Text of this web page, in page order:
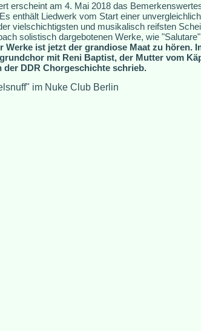
erscheint am 4. Mai 2018 das
enthält Liedwerk vom Start einer
vielschichtigsten und musikalisch reifsten
solistisch dargebotenen Werke, wie
ist jetzt der grandiose Maat zu hören.
mit Reni Baptist, der Mutter vom
DDR Chorgeschichte schrieb.
im Nuke Club Berlin